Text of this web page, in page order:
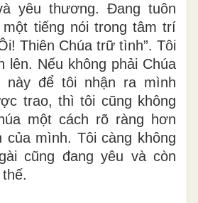
yêu thương. Đang tuôn
tiếng nói trong tâm trí
Thiên Chúa trữ tình”. Tôi
lên. Nếu không phải Chúa
để tôi nhận ra mình
trao, thì tôi cũng không
một cách rõ ràng hơn
của mình. Tôi càng không
cũng đang yêu và còn